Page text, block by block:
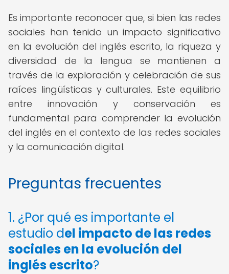
Es importante reconocer que, si bien las redes
sociales han tenido un impacto significativo
en la evolución del inglés escrito, la riqueza y
diversidad de la lengua se mantienen a
través de la exploración y celebración de sus
raíces lingüísticas y culturales. Este equilibrio
entre innovación y conservación es
fundamental para comprender la evolución
del inglés en el contexto de las redes sociales
y la comunicación digital.
Preguntas frecuentes
1. ¿Por qué es importante el
estudio del impacto de las redes
sociales en la evolución del
inglés escrito?